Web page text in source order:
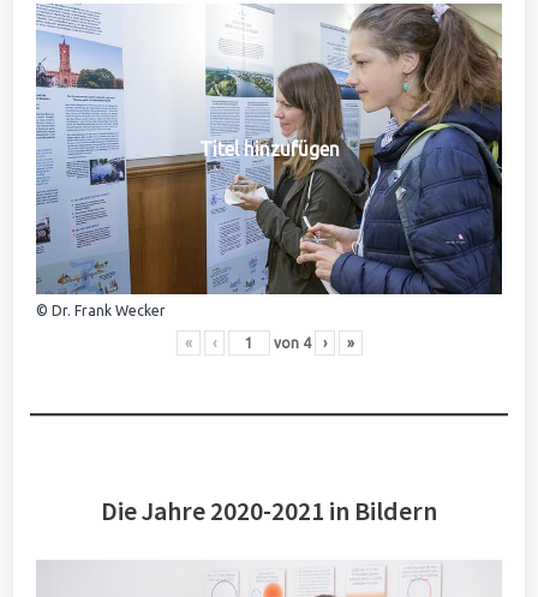
Titel hinzufügen
© Dr. Frank Wecker
« ‹ von 4 › »
Die Jahre 2020-2021 in Bildern